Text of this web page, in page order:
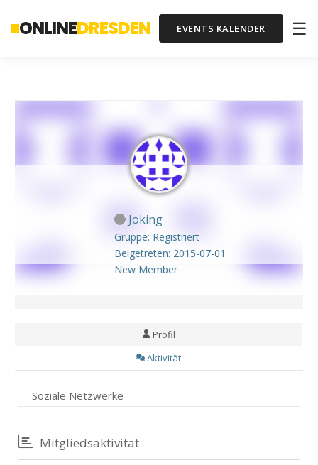
ONLINEDRESDEN EVENTS KALENDER ☰
Joking
Gruppe: Registriert
Beigetreten: 2015-07-01
New Member
Profil
Aktivität
Soziale Netzwerke
Mitgliedsaktivität